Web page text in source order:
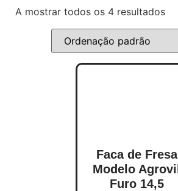
A mostrar todos os 4 resultados
Faca de Fresa
Modelo Agrovil
Furo 14,5